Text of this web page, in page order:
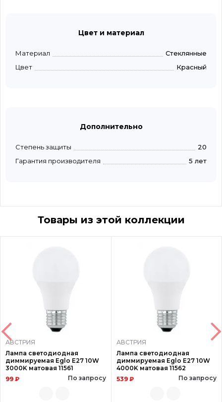
Цвет и материал
Материал
Стеклянные
Цвет
Красный
Дополнительно
Степень защиты
20
Гарантия производителя
5 лет
Товары из этой коллекции
АВСТРИЯ
Лампа светодиодная
диммируемая Eglo E27 10W
3000K матовая 11561
99 ₽
По запросу
АВСТРИЯ
Лампа светодиодная
диммируемая Eglo E27 10W
4000K матовая 11562
539 ₽
По запросу